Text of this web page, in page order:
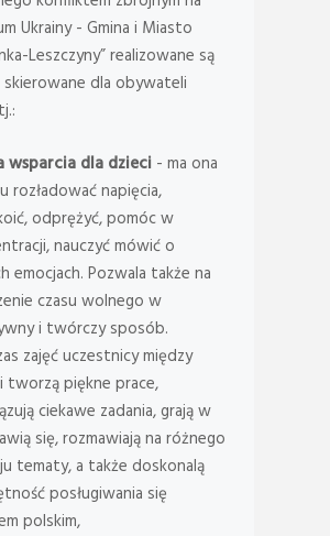
Ukrainy - Gmina i Miasto
Leszczyny” realizowane są
skierowane dla obywateli
wsparcia dla dzieci - ma ona
rozładować napięcia,
odprężyć, pomóc w
nauczyć mówić o
emocjach. Pozwala także na
czasu wolnego w
i twórczy sposób.
zajęć uczestnicy między
tworzą piękne prace,
ciekawe zadania, grają w
się, rozmawiają na różnego
tematy, a także doskonalą
posługiwania się
polskim,